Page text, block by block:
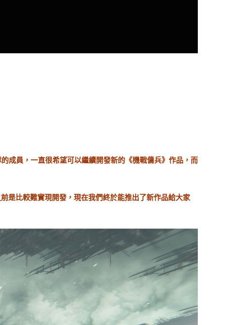
成員，一直很希望可以繼續開發新的《機戰傭兵》作品，而
是比較難實現開發，現在我們終於能推出了新作品給大家